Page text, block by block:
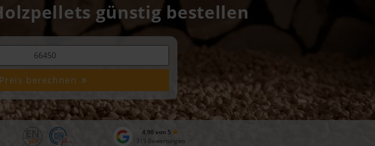
günstig bestellen
Preis berechnen
4,90 von 5
315 Bewertungen